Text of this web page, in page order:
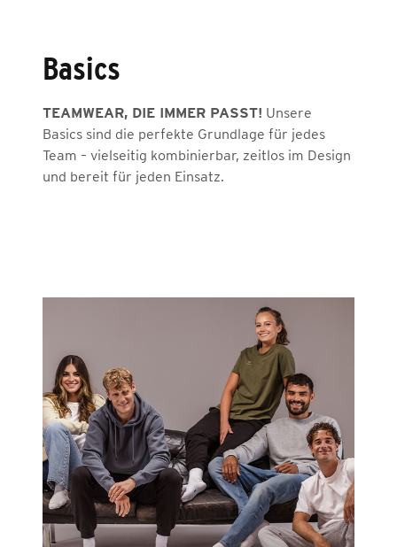
Basics
TEAMWEAR, DIE IMMER PASST! Unsere
Basics sind die perfekte Grundlage für jedes
Team – vielseitig kombinierbar, zeitlos im Design
und bereit für jeden Einsatz.